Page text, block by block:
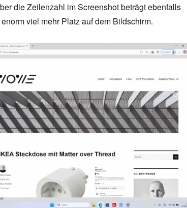
die Zeilenzahl im Screenshot beträgt ebenfalls
viel mehr Platz auf dem Bildschirm.